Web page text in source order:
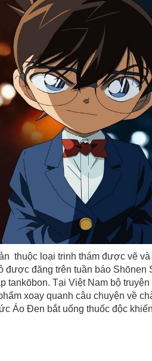
thuộc loại trinh thám được vẽ
đăng trên tuần báo Shōnen
tankōbon. Tại Việt Nam bộ
xoay quanh câu chuyện về
Áo Đen bắt uống thuốc độc